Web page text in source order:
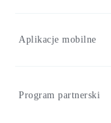
Aplikacje mobilne
Program partnerski